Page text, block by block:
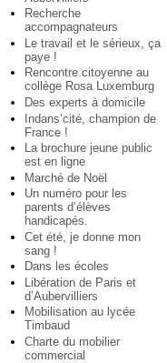
Recherche
accompagnateurs
Le travail et le sérieux, ça
paye !
Rencontre citoyenne au
collège Rosa Luxemburg
Des experts à domicile
Indans’cité, champion de
France !
La brochure jeune public
est en ligne
Marché de Noël
Un numéro pour les
parents d’élèves
handicapés.
Cet été, je donne mon
sang !
Dans les écoles
Libération de Paris et
d’Aubervilliers
Mobilisation au lycée
Timbaud
Charte du mobilier
commercial